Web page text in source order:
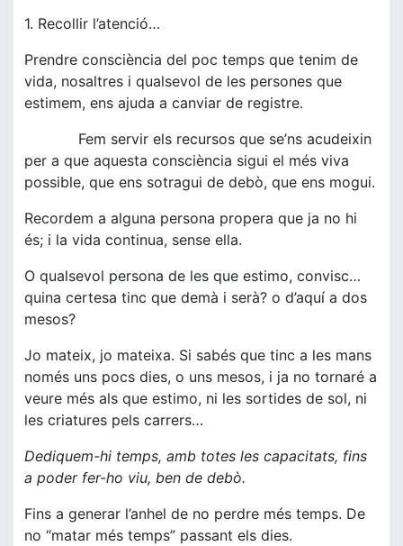
1. Recollir l’atenció…
Prendre consciència del poc temps que tenim de
vida, nosaltres i qualsevol de les persones que
estimem, ens ajuda a canviar de registre.
Fem servir els recursos que se’ns acudeixin
per a que aquesta consciència sigui el més viva
possible, que ens sotragui de debò, que ens mogui.
Recordem a alguna persona propera que ja no hi
és; i la vida continua, sense ella.
O qualsevol persona de les que estimo, convisc…
quina certesa tinc que demà i serà? o d’aquí a dos
mesos?
Jo mateix, jo mateixa. Si sabés que tinc a les mans
només uns pocs dies, o uns mesos, i ja no tornaré a
veure més als que estimo, ni les sortides de sol, ni
les criatures pels carrers…
Dediquem-hi temps, amb totes les capacitats, fins
a poder fer-ho viu, ben de debò.
Fins a generar l’anhel de no perdre més temps. De
no “matar més temps” passant els dies.